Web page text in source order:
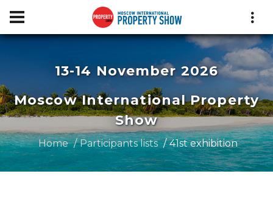
13-14 November 2026
Moscow International Property
Show
Home Participants lists 41st exhibition